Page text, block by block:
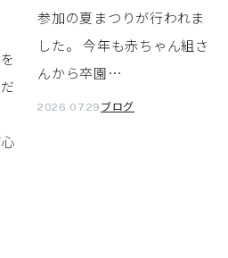
参加の夏まつりが行われま
した。 今年も赤ちゃん組さ
んから卒園…
2026.07.29 ブログ